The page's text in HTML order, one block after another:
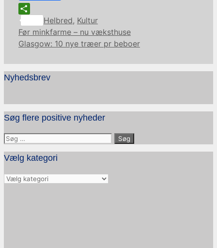
Share
Kategorier
Helbred, Kultur
Før minkfarme – nu væksthuse
Glasgow: 10 nye træer pr beboer
Nyhedsbrev
Søg flere positive nyheder
Søg
efter:
Vælg kategori
Vælg